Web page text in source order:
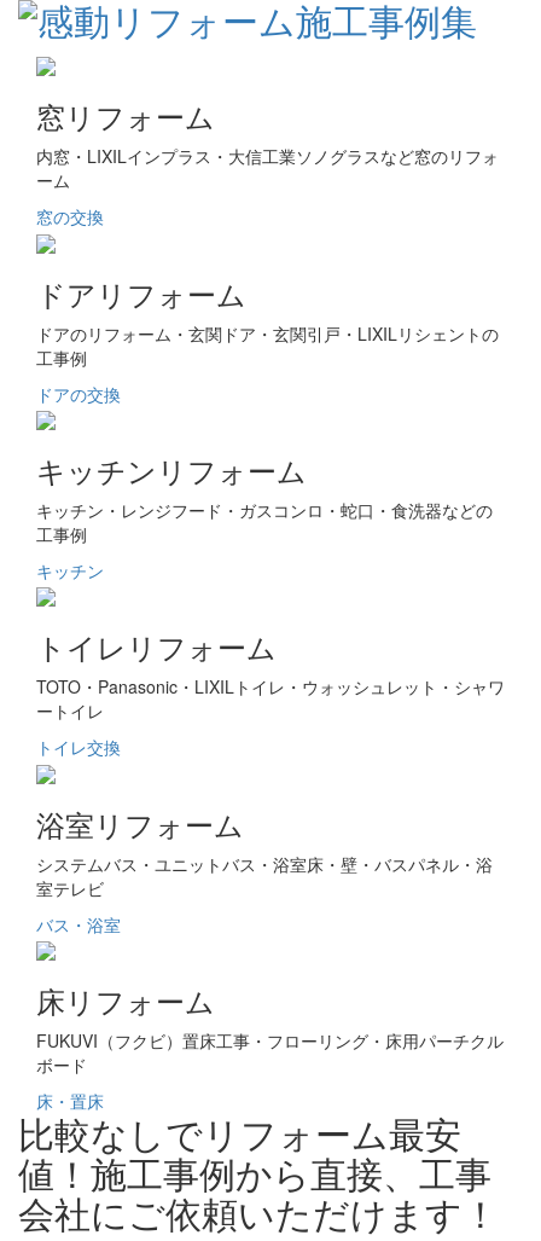
窓リフォーム
内窓・LIXILインプラス・大信工業ソノグラスなど窓のリフォ
ーム
窓の交換
ドアリフォーム
ドアのリフォーム・玄関ドア・玄関引戸・LIXILリシェントの
工事例
ドアの交換
キッチンリフォーム
キッチン・レンジフード・ガスコンロ・蛇口・食洗器などの
工事例
キッチン
トイレリフォーム
TOTO・Panasonic・LIXILトイレ・ウォッシュレット・シャワ
ートイレ
トイレ交換
浴室リフォーム
システムバス・ユニットバス・浴室床・壁・バスパネル・浴
室テレビ
バス・浴室
床リフォーム
FUKUVI（フクビ）置床工事・フローリング・床用パーチクル
ボード
床・置床
比較なしでリフォーム最安
値！施工事例から直接、工事
会社にご依頼いただけます！